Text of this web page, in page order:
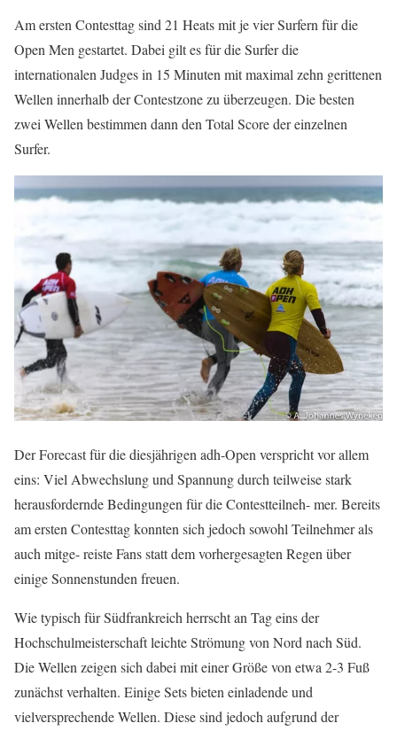
Am ersten Contesttag sind 21 Heats mit je vier Surfern für die
Open Men gestartet. Dabei gilt es für die Surfer die
internationalen Judges in 15 Minuten mit maximal zehn gerittenen
Wellen innerhalb der Contestzone zu überzeugen. Die besten
zwei Wellen bestimmen dann den Total Score der einzelnen
Surfer.
Der Forecast für die diesjährigen adh-Open verspricht vor allem
eins: Viel Abwechslung und Spannung durch teilweise stark
herausfordernde Bedingungen für die Contestteilneh- mer. Bereits
am ersten Contesttag konnten sich jedoch sowohl Teilnehmer als
auch mitge- reiste Fans statt dem vorhergesagten Regen über
einige Sonnenstunden freuen.
Wie typisch für Südfrankreich herrscht an Tag eins der
Hochschulmeisterschaft leichte Strömung von Nord nach Süd.
Die Wellen zeigen sich dabei mit einer Größe von etwa 2-3 Fuß
zunächst verhalten. Einige Sets bieten einladende und
vielversprechende Wellen. Diese sind jedoch aufgrund der